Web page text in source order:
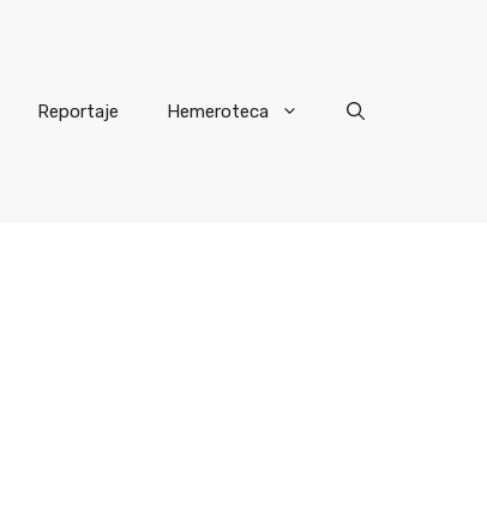
Reportaje Hemeroteca